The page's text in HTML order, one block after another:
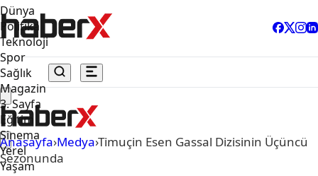
Dünya
Politika
Teknoloji
Spor
Sağlık
Magazin
3. Sayfa
Eğitim
Sinema
Yerel
Yaşam
Anasayfa›Medya›Timuçin Esen Gassal Dizisinin Üçüncü
Sezonunda